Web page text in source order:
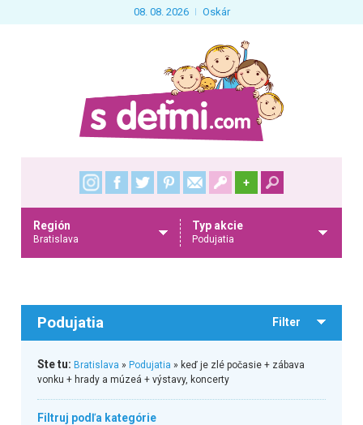
08. 08. 2026 Oskár
+
Región
Bratislava
Typ akcie
Podujatia
Podujatia Filter
Ste tu: Bratislava » Podujatia » keď je zlé počasie + zábava
vonku + hrady a múzeá + výstavy, koncerty
Filtruj podľa kategórie